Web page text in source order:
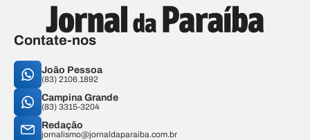
Contate-nos
João Pessoa
(83) 2106.1892
Campina Grande
(83) 3315-3204
Redação
jornalismo@jornaldaparaiba.com.br